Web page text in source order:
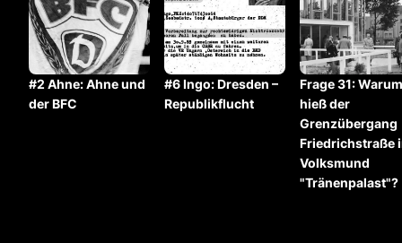
#2 Ahne: Ahne und
der BFC
#6 Ingo: Dresden –
Republikflucht
Frage 31: Warum
hieß der
Grenzübergang
Friedrichstraße
Volksmund
"Tränenpalast"?